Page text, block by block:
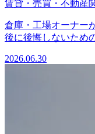
賃貸・売買・不動産
倉庫・工場オーナー
後に後悔しないため
2026.06.30